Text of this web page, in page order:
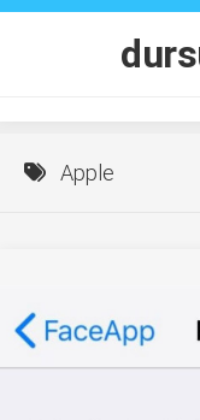
Skip
Apple